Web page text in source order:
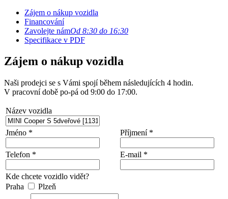
Zájem o nákup vozidla
Financování
Zavolejte námOd 8:30 do 16:30
Specifikace v PDF
Zájem o nákup vozidla
Naši prodejci se s Vámi spojí během následujících 4 hodin.
V pracovní době po-pá od 9:00 do 17:00.
Název vozidla
Jméno * Příjmení *
Telefon * E-mail *
Kde chcete vozidlo vidět?
Praha
Plzeň